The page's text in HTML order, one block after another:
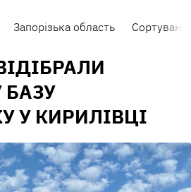
Запорізька область
БАЗУ
У КИРИЛІВЦІ